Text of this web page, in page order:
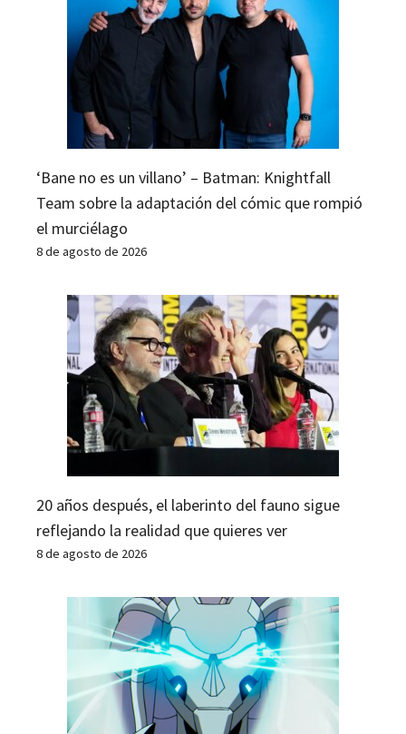
‘Bane no es un villano’ – Batman: Knightfall
Team sobre la adaptación del cómic que rompió
el murciélago
8 de agosto de 2026
20 años después, el laberinto del fauno sigue
reflejando la realidad que quieres ver
8 de agosto de 2026